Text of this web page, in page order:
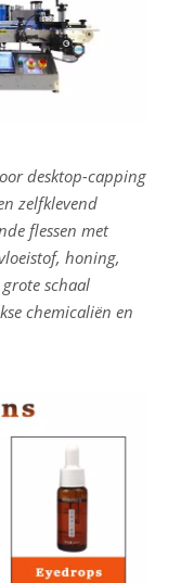
desktop-capping
zelfklevend
flessen met
honing,
schaal
chemicaliën en